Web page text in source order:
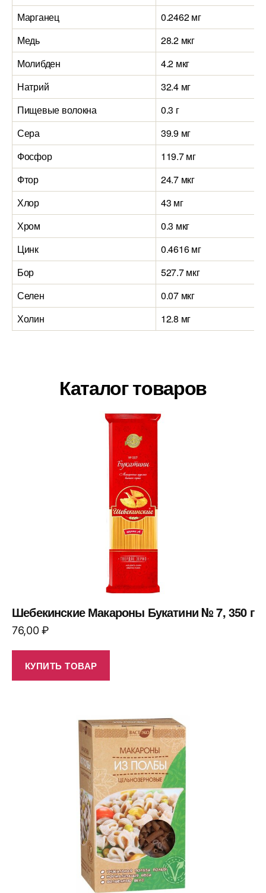
Марганец
0.2462 мг
Медь
28.2 мкг
Молибден
4.2 мкг
Натрий
32.4 мг
Пищевые волокна
0.3 г
Сера
39.9 мг
Фосфор
119.7 мг
Фтор
24.7 мкг
Хлор
43 мг
Хром
0.3 мкг
Цинк
0.4616 мг
Бор
527.7 мкг
Селен
0.07 мкг
Холин
12.8 мг
Каталог товаров
Шебекинские Макароны Букатини № 7, 350 г
76,00₽
КУПИТЬ ТОВАР